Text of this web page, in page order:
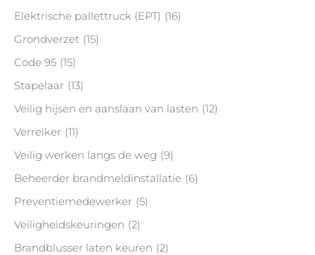
Elektrische pallettruck (EPT) (16)
Grondverzet (15)
Code 95 (15)
Stapelaar (13)
Veilig hijsen en aanslaan van lasten (12)
Verreiker (11)
Veilig werken langs de weg (9)
Beheerder brandmeldinstallatie (6)
Preventiemedewerker (5)
Veiligheidskeuringen (2)
Brandblusser laten keuren (2)